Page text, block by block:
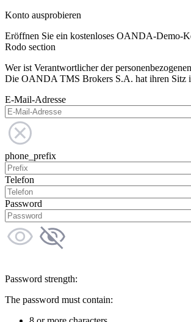
Konto ausprobieren
Eröffnen Sie ein kostenloses OANDA-Demo-
Rodo section
Wer ist Verantwortlicher der
Die OANDA TMS Brokers S.A. hat ihren Sitz
E-Mail-Adresse
phone_prefix
Telefon
Password
Password strength:
The password must contain: